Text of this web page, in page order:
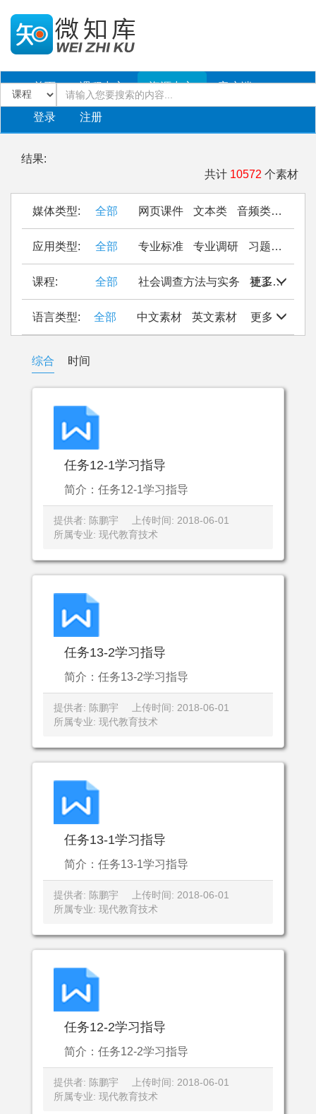
首页 课程中心 资源中心 客户端
登录 注册
结果:
共计 10572 个素材
媒体类型: 全部 网页课件 文本类 音频类
应用类型: 全部 专业标准 专业调研 习题作业
更多
课程: 全部 社会调查方法与实务 社工站运营管理
更多
语言类型: 全部 中文素材 英文素材
综合 时间
任务12-1学习指导
简介：任务12-1学习指导
提供者: 陈鹏宇
上传时间: 2018-06-01
所属专业: 现代教育技术
任务13-2学习指导
简介：任务13-2学习指导
提供者: 陈鹏宇
上传时间: 2018-06-01
所属专业: 现代教育技术
任务13-1学习指导
简介：任务13-1学习指导
提供者: 陈鹏宇
上传时间: 2018-06-01
所属专业: 现代教育技术
任务12-2学习指导
简介：任务12-2学习指导
提供者: 陈鹏宇
上传时间: 2018-06-01
所属专业: 现代教育技术